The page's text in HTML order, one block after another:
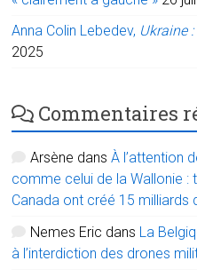
Anna Colin Lebedev, Ukraine
2025
Commentaires
Arsène dansÀ l’attention
comme celui de la Wallonie :
Canada ont créé 15
Nemes Eric dans La
à l’interdiction des drones